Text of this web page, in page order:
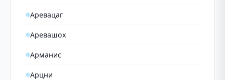
Аревацаг
Аревашох
Арманис
Арцни